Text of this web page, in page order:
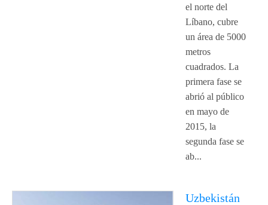
el norte del
Líbano, cubre
un área de 5000
metros
cuadrados. La
primera fase se
abrió al público
en mayo de
2015, la
segunda fase se
ab...
Uzbekistán